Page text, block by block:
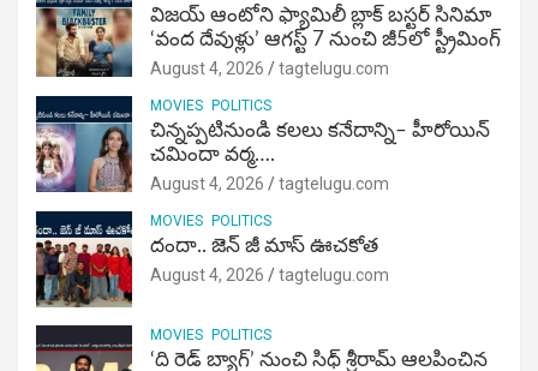
విజ‌య్ ఆంటోని ఫ్యామిలీ బ్లాక్ బ‌స్ట‌ర్‌ సినిమా
‘వంద దేవుళ్లు’ ఆగస్ట్ 7 నుంచి జీ5లో స్ట్రీమింగ్
August 4, 2026 tagtelugu.com
MOVIES POLITICS
చిన్నప్పటినుండి కలలు కనేదాన్ని– హీరోయిన్‌
చమిందా వర్మ….
August 4, 2026 tagtelugu.com
MOVIES POLITICS
దందా.. జెన్ జీ మాస్ ఊచకోత
August 4, 2026 tagtelugu.com
MOVIES POLITICS
‘ది రెడ్ బ్యాగ్’ నుంచి సిధ్ శ్రీరామ్ ఆలపించిన